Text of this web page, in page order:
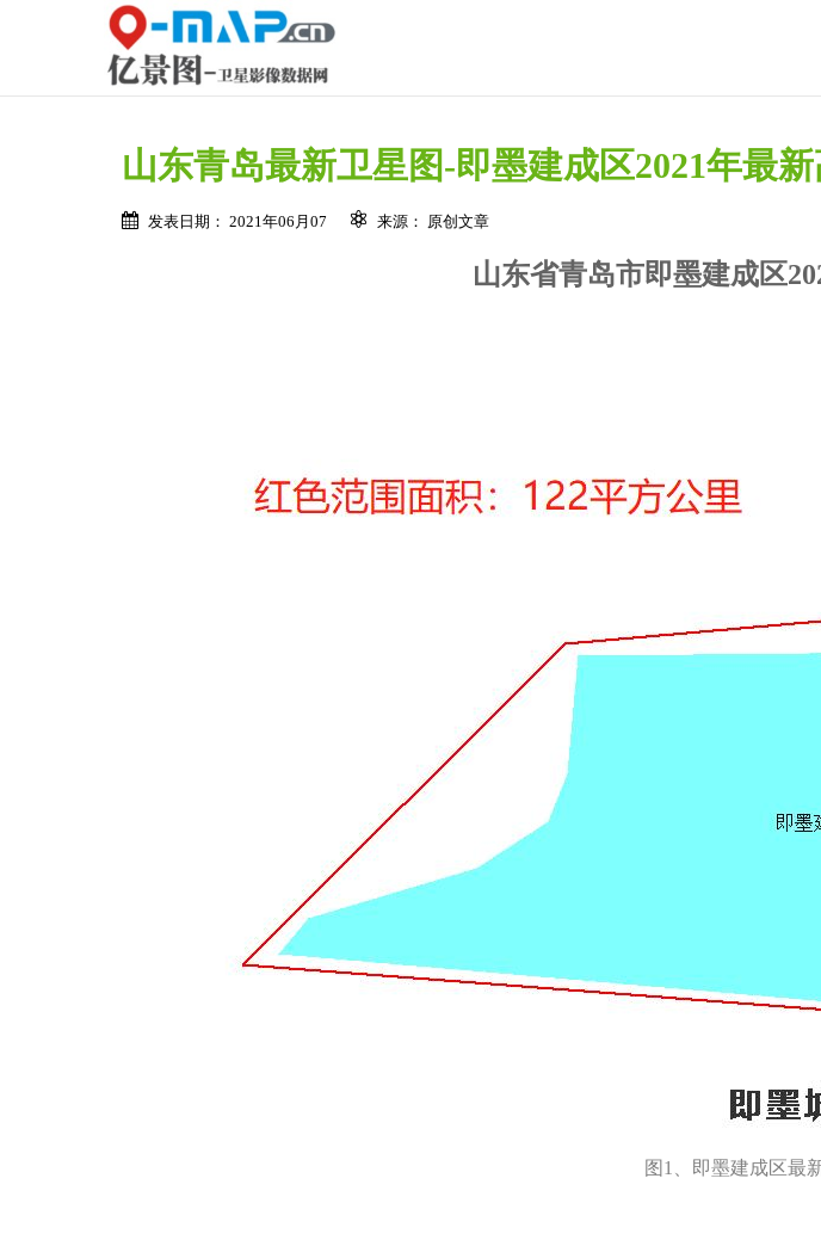
山东青岛最新卫星图-即墨建成区2021年最
发表日期： 2021年06月07 来源： 原创文章
山东省青岛市即墨建成区
图1、即墨建成区最